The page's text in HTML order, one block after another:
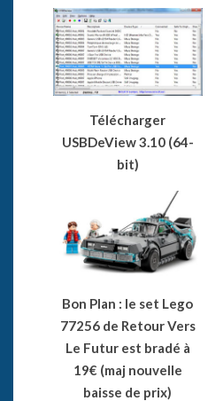
Télécharger
USBDeView 3.10 (64-
bit)
Bon Plan : le set Lego
77256 de Retour Vers
Le Futur est bradé à
19€ (maj nouvelle
baisse de prix)